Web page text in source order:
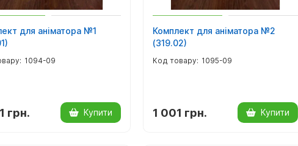
для аніматора №1
1094-09
грн. Купити
Комплект для аніматора №2
(319.02)
1095-09
1 001 грн. Купити